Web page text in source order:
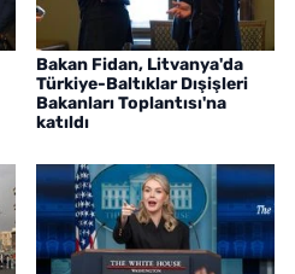
Bakan Fidan, Litvanya'da
Türkiye-Baltıklar Dışişleri
Bakanları Toplantısı'na
katıldı